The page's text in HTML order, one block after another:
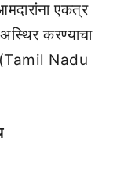
एकत्र
करण्याचा
(Tamil Nadu